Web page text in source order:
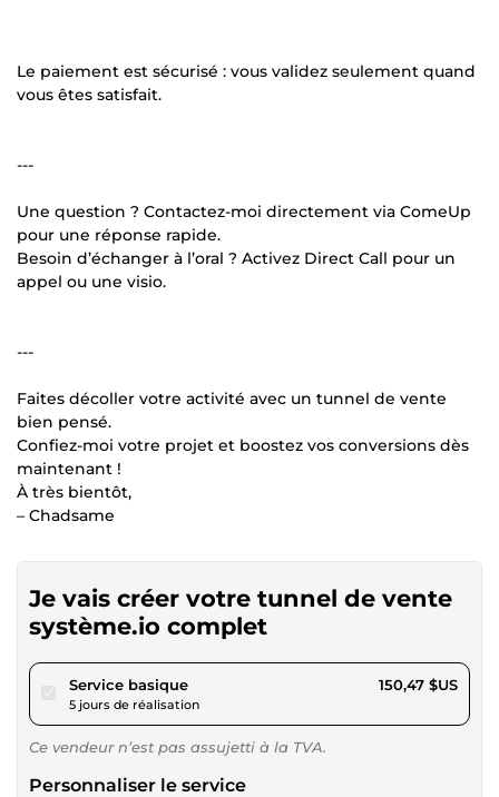
Le paiement est sécurisé : vous validez seulement quand
vous êtes satisfait.
---
Une question ? Contactez-moi directement via ComeUp
pour une réponse rapide.
Besoin d’échanger à l’oral ? Activez Direct Call pour un
appel ou une visio.
---
Faites décoller votre activité avec un tunnel de vente
bien pensé.
Confiez-moi votre projet et boostez vos conversions dès
maintenant !
À très bientôt,
– Chadsame
Je vais créer votre tunnel de vente
système.io complet
Service basiquepour 138,68 $US
5 jours de réalisation
150,47 $US
Ce vendeur n’est pas assujetti à la TVA.
Personnaliser le service